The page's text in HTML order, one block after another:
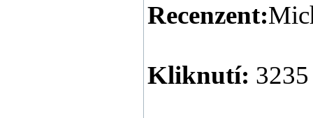
Recenzent:
Kliknutí: 3235